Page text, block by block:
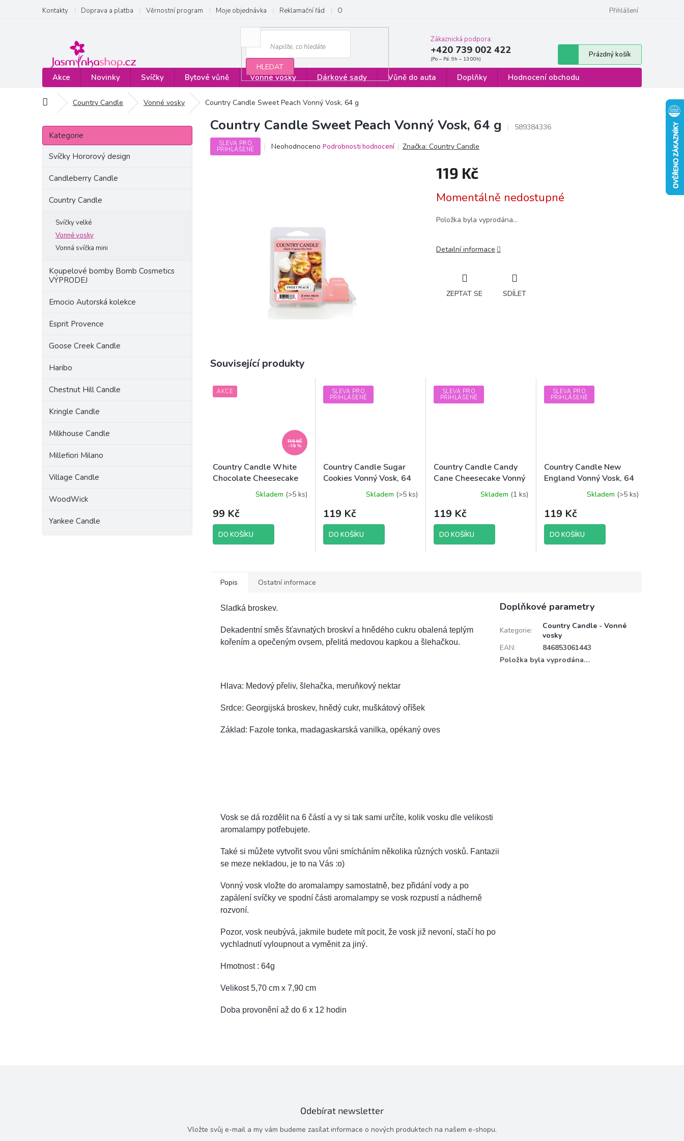
obsah
Kontakty Doprava a platba Věrnostní program Moje objednávka Reklamační řád Obchodní podmínky Formulář pro odstoupení od smlouvy
Přihlášení
HLEDAT
Zákaznická podpora:
+420 739 002 422
Nákupní
košík
Prázdný košík
Akce Novinky Svíčky Bytové vůně Vonné vosky Dárkové sady Vůně do auta Doplňky Hodnocení obchodu
Domů Country Candle Vonné vosky Country Candle Sweet Peach Vonný Vosk, 64 g
P
s
Přeskočit
kategorie
Kategorie
Svíčky Hororový design
Candleberry Candle
Country Candle
Svíčky velké
Vonné vosky
Vonná svíčka mini
Koupelové bomby Bomb Cosmetics
VÝPRODEJ
Emocio Autorská kolekce
Esprit Provence
Goose Creek Candle
Haribo
Chestnut Hill Candle
Kringle Candle
Milkhouse Candle
Millefiori Milano
Village Candle
WoodWick
Yankee Candle
Country Candle Sweet Peach Vonný Vosk, 64 g 589384336
SLEVA PRO
PŘIHLÁŠENÉ
Průměrné
Neohodnoceno Podrobnosti hodnocení Značka:Country Candle
119 Kč
cena:
Momentálně nedostupné
Položka byla vyprodána…
Detailní informace
ZEPTAT SE SDÍLET
Související produkty
AKCE
119 KČ
–16 %
Country Candle White
Chocolate Cheesecake
Vonný Vosk, 64 g
Skladem (>5 ks)
99 Kč
DO KOŠÍKU
SLEVA PRO
PŘIHLÁŠENÉ
Country Candle Sugar
Cookies Vonný Vosk, 64
Skladem (>5 ks)
119 Kč
DO KOŠÍKU
SLEVA PRO
PŘIHLÁŠENÉ
Country Candle Candy
Cane Cheesecake Vonný
Skladem (1 ks)
119 Kč
DO KOŠÍKU
SLEVA PRO
PŘIHLÁŠENÉ
Country Candle New
England Vonný Vosk, 64
Skladem (>5 ks)
119 Kč
DO KOŠÍKU
Popis Ostatní informace
Sladká broskev.
Dekadentní směs šťavnatých broskví a hnědého cukru obalená teplým
kořením a opečeným ovsem, přelitá medovou kapkou a šlehačkou.
Hlava: Medový přeliv, šlehačka, meruňkový nektar
Srdce: Georgijská broskev, hnědý cukr, muškátový oříšek
Základ: Fazole tonka, madagaskarská vanilka, opékaný oves
Vosk se dá rozdělit na 6 částí a vy si tak sami určíte, kolik vosku dle velikosti
aromalampy potřebujete.
Také si můžete vytvořit svou vůni smícháním několika různých vosků. Fantazii
se meze nekladou, je to na Vás :o)
Vonný vosk vložte do aromalampy samostatně, bez přidání vody a po
zapálení svíčky ve spodní části aromalampy se vosk rozpustí a nádherně
rozvoní.
Pozor, vosk neubývá, jakmile budete mít pocit, že vosk již nevoní, stačí ho po
vychladnutí vyloupnout a vyměnit za jiný.
Hmotnost : 64g
Velikost 5,70 cm x 7,90 cm
Doba provonění až do 6 x 12 hodin
Doplňkové parametry
Kategorie:
Country Candle - Vonné
vosky
EAN:
846853061443
Položka byla vyprodána…
Odebírat newsletter
Vložte svůj e-mail a my vám budeme zasílat informace o nových produktech na našem e-shopu.